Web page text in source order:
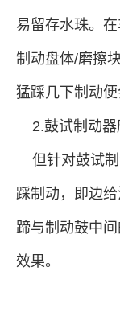
易留存水珠。
制动盘体/磨擦
猛踩几下制动便
2.鼓试制动器
但针对鼓试制
踩制动，即边
蹄与制动鼓中
效果。